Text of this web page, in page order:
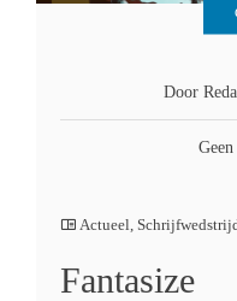
Door
Geen
Actueel
Fantasize